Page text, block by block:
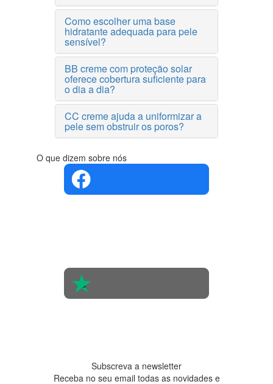
Como escolher uma base
hidratante adequada para pele
sensível?
BB creme com proteção solar
oferece cobertura suficiente para
o dia a dia?
CC creme ajuda a uniformizar a
pele sem obstruir os poros?
O que dizem sobre nós
Subscreva a newsletter
Receba no seu email todas as novidades e